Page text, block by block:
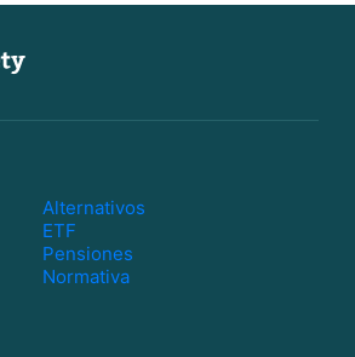
Alternativos
ETF
Pensiones
Normativa